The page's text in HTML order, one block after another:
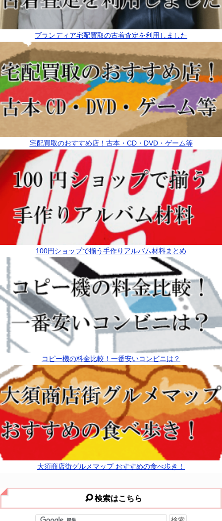
ブランディア宅配買取の古着査定を利用しました
宅配買取のおすすめ店！古本・CD・DVD・ゲーム等
100円ショップで揃う手作りアルバム材料まとめ
コピー機の料金比較！一番安いコンビニは？
大須商店街グルメマップ おすすめの食べ歩き！
検索はこちら